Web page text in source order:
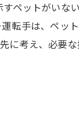
ペットがいな
転手は、ペッ
に考え、必要